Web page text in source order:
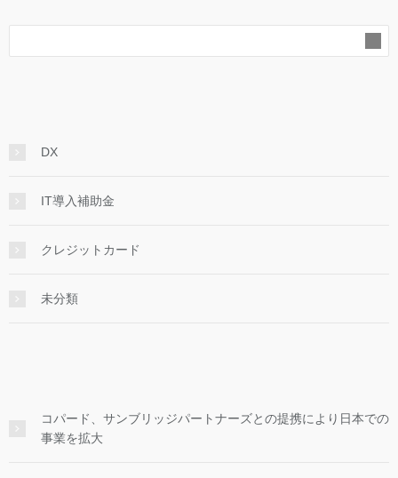
DX
IT導入補助金
クレジットカード
未分類
コパード、サンブリッジパートナーズとの提携により日本での
事業を拡大